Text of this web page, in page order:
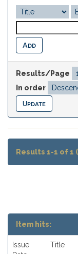
Results/Page
In order
Results 1-1 of 1
Item hits:
Issue
Title